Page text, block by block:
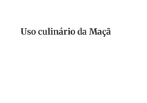
Uso culinário da Maçã